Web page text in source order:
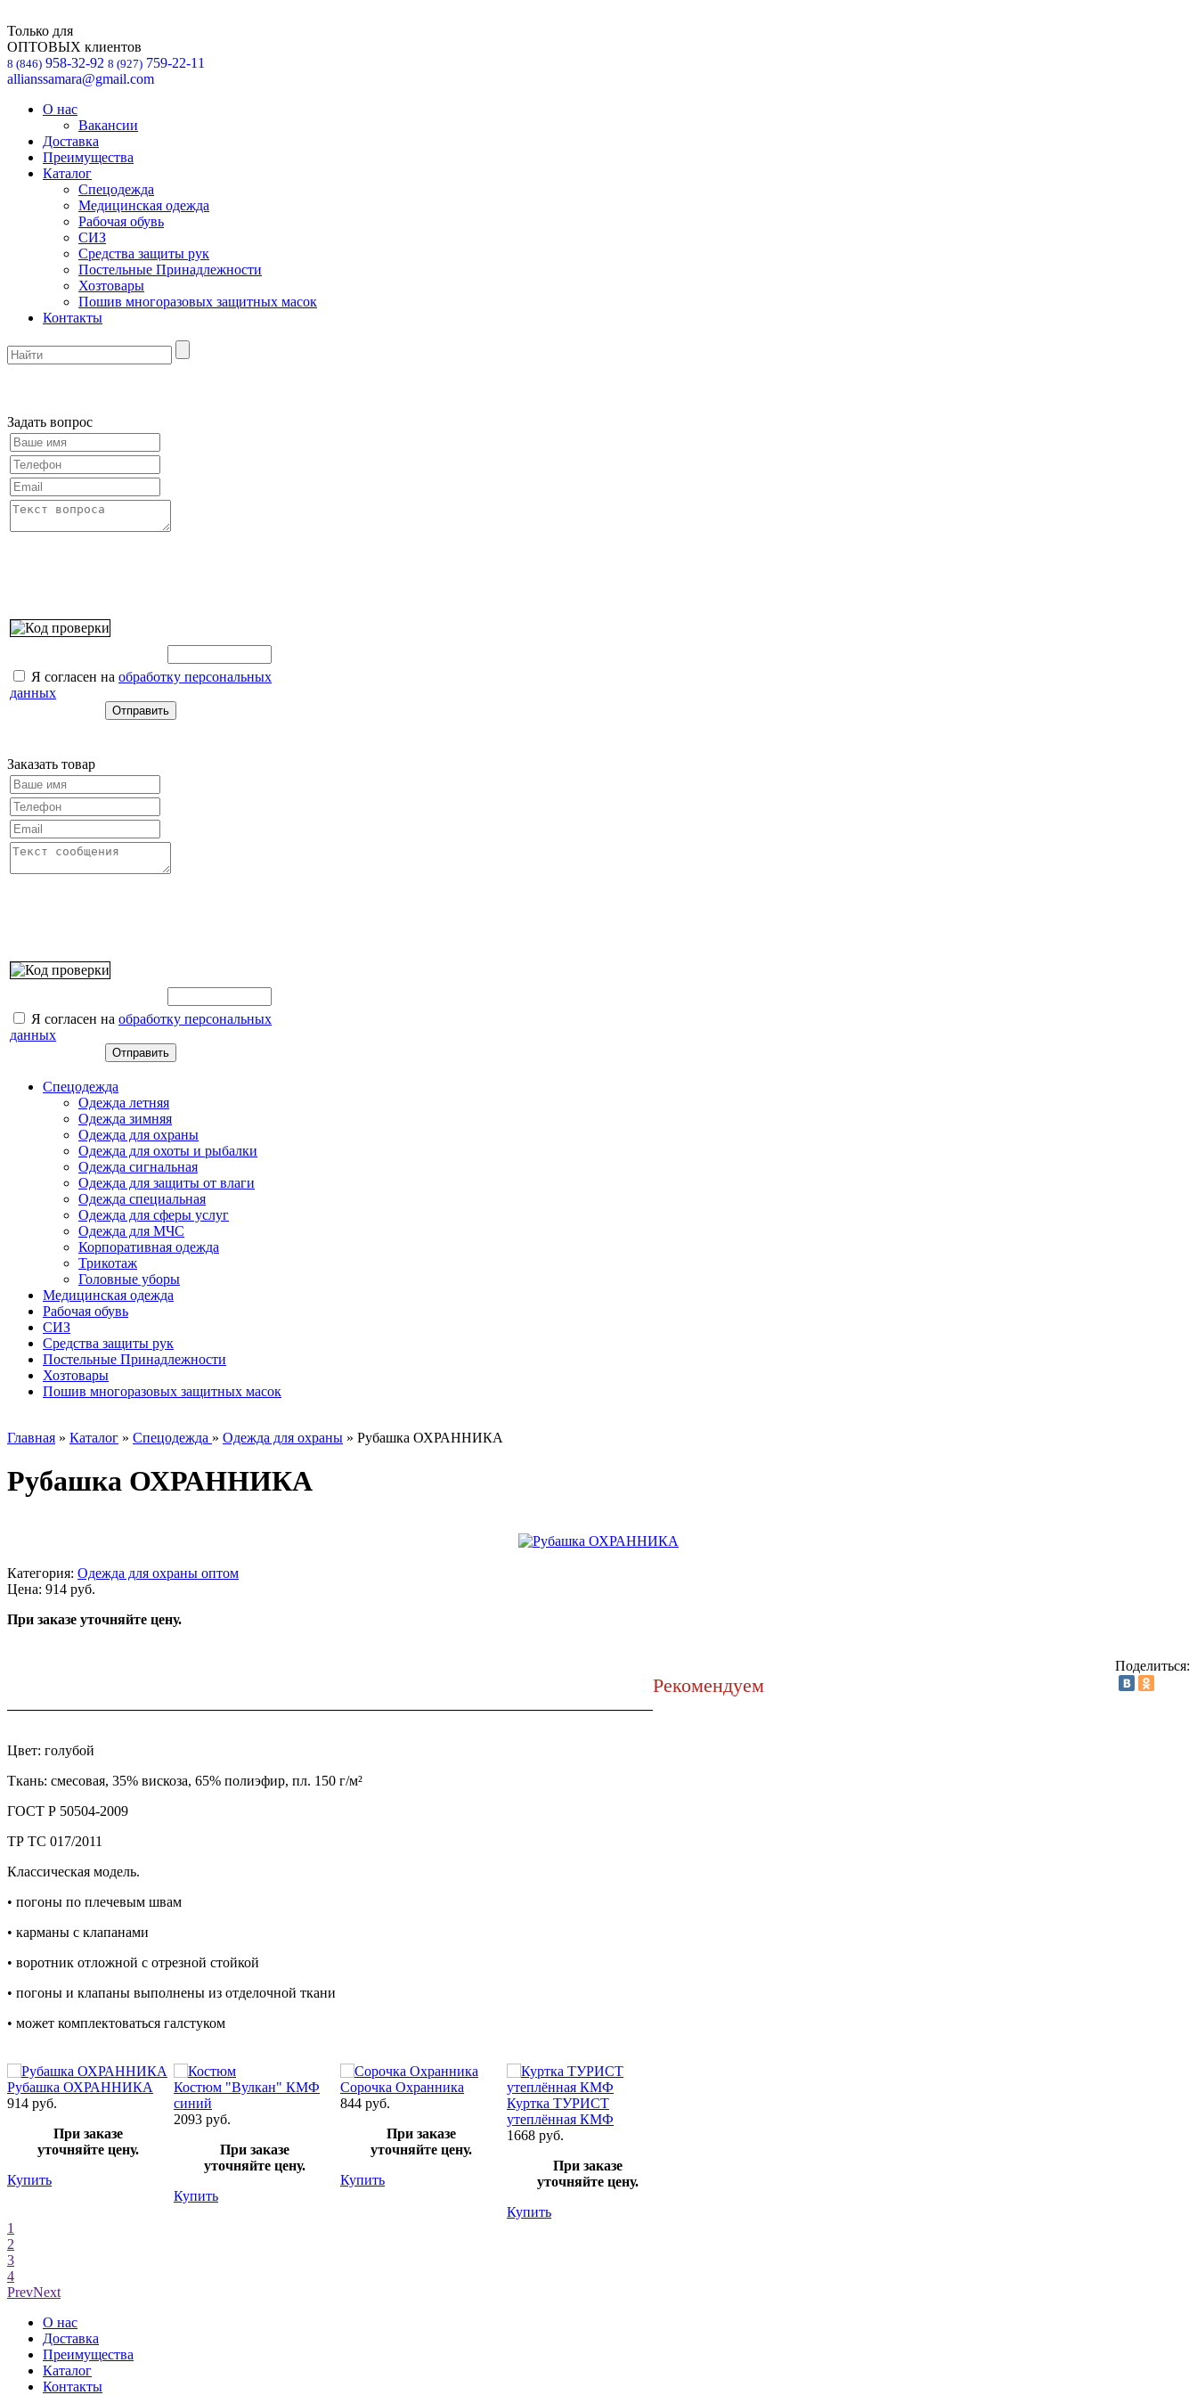
Только для
ОПТОВЫХ клиентов
8 (846) 958-32-92 8 (927) 759-22-11
allianssamara@gmail.com
О нас
Вакансии
Доставка
Преимущества
Каталог
Спецодежда
Медицинская одежда
Рабочая обувь
СИЗ
Средства защиты рук
Постельные Принадлежности
Хозтовары
Пошив многоразовых защитных масок
Контакты
Задать вопрос
Я согласен на обработку персональных
данных
Заказать товар
Я согласен на обработку персональных
данных
Спецодежда
Одежда летняя
Одежда зимняя
Одежда для охраны
Одежда для охоты и рыбалки
Одежда сигнальная
Одежда для защиты от влаги
Одежда специальная
Одежда для сферы услуг
Одежда для МЧС
Корпоративная одежда
Трикотаж
Головные уборы
Медицинская одежда
Рабочая обувь
СИЗ
Средства защиты рук
Постельные Принадлежности
Хозтовары
Пошив многоразовых защитных масок
Главная » Каталог » Спецодежда » Одежда для охраны » Рубашка ОХРАННИКА
Рубашка ОХРАННИКА
Категория: Одежда для охраны оптом
Цена: 914 руб.
При заказе уточняйте цену.
Поделиться:
Цвет: голубой
Ткань: смесовая, 35% вискоза, 65% полиэфир, пл. 150 г/м²
ГОСТ Р 50504-2009
ТР ТС 017/2011
Классическая модель.
• погоны по плечевым швам
• карманы с клапанами
• воротник отложной с отрезной стойкой
• погоны и клапаны выполнены из отделочной ткани
• может комплектоваться галстуком
Рекомендуем
Рубашка ОХРАННИКА
914 руб.
При заказе
уточняйте цену.
Купить
Костюм "Вулкан" КМФ
синий
2093 руб.
При заказе
уточняйте цену.
Купить
Сорочка Охранника
844 руб.
При заказе
уточняйте цену.
Купить
Куртка ТУРИСТ
утеплённая КМФ
1668 руб.
При заказе
уточняйте цену.
Купить
1
2
3
4
PrevNext
О нас
Доставка
Преимущества
Каталог
Контакты